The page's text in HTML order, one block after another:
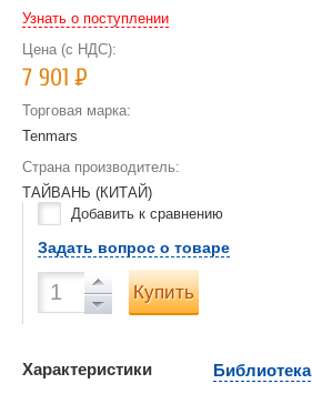
Узнать о поступлении
Цена (с НДС):
7 901Р
Торговая марка:
Tenmars
Страна производитель:
ТАЙВАНЬ (КИТАЙ)
Добавить к сравнению
Задать вопрос о товаре
Купить
Характеристики Библиотека